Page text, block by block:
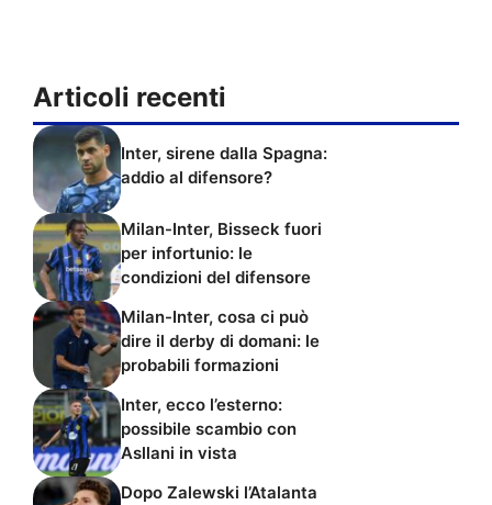
Articoli recenti
Inter, sirene dalla Spagna:
addio al difensore?
Milan-Inter, Bisseck fuori
per infortunio: le
condizioni del difensore
Milan-Inter, cosa ci può
dire il derby di domani: le
probabili formazioni
Inter, ecco l’esterno:
possibile scambio con
Asllani in vista
Dopo Zalewski l’Atalanta